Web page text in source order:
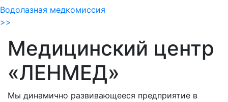
Водолазная медкомиссия
>>
Медицинский центр
«ЛЕНМЕД»
Мы динамично развивающееся предприятие в